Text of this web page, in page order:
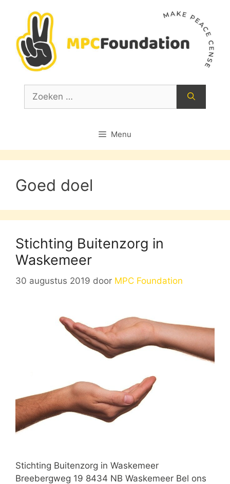
inhoud
Zoek
Menu
Goed doel
Stichting Buitenzorg in
Waskemeer
30 augustus 2019 door MPC Foundation
Stichting Buitenzorg in Waskemeer
Breebergweg 19 8434 NB Waskemeer Bel ons